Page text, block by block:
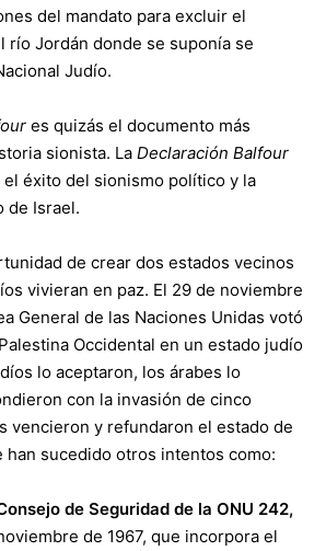
del mandato para excluir el
río Jordán donde se suponía se
Judío.
es quizás el documento más
sionista. La Declaración Balfour
éxito del sionismo político y la
de Israel.
de crear dos estados vecinos
vivieran en paz. El 29 de noviembre
General de las Naciones Unidas votó
Occidental en un estado judío
lo aceptaron, los árabes lo
con la invasión de cinco
vencieron y refundaron el estado de
han sucedido otros intentos como:
de Seguridad de la ONU 242,
de 1967, que incorpora el